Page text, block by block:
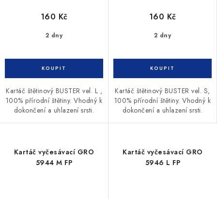
2 dny
160 Kč
Kartáč štětinový BUSTER vel. L ,
100% přírodní štětiny. Vhodný k
dokončení a uhlazení srsti.
2 dny
160 Kč
Kartáč štětinový BUSTER vel. S,
100% přírodní štětiny. Vhodný k
dokončení a uhlazení srsti.
Kartáč vyčesávací GRO
5944 M FP
Kartáč vyčesávací GRO
5946 L FP